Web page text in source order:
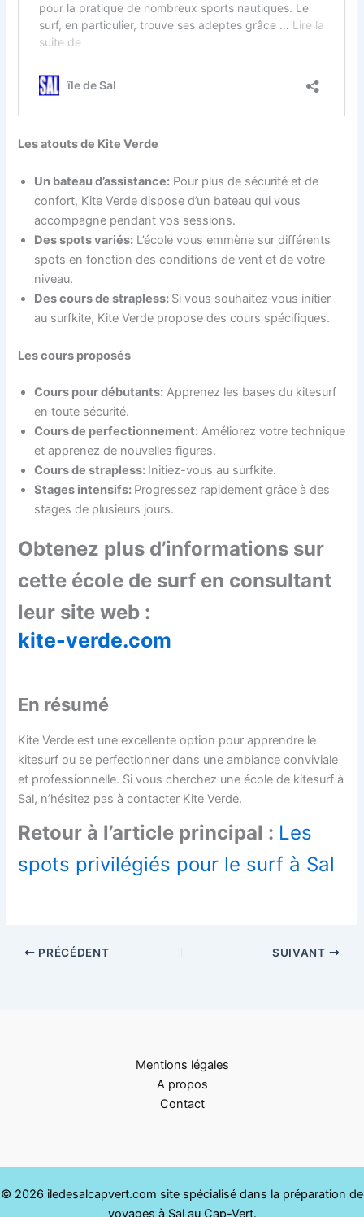
Les atouts de Kite Verde
Un bateau d’assistance: Pour plus de sécurité et de
confort, Kite Verde dispose d’un bateau qui vous
accompagne pendant vos sessions.
Des spots variés: L’école vous emmène sur différents
spots en fonction des conditions de vent et de votre
niveau.
Des cours de strapless: Si vous souhaitez vous initier
au surfkite, Kite Verde propose des cours spécifiques.
Les cours proposés
Cours pour débutants: Apprenez les bases du kitesurf
en toute sécurité.
Cours de perfectionnement: Améliorez votre technique
et apprenez de nouvelles figures.
Cours de strapless: Initiez-vous au surfkite.
Stages intensifs: Progressez rapidement grâce à des
stages de plusieurs jours.
Obtenez plus d’informations sur
cette école de surf en consultant
leur site web :
kite-verde.com
En résumé
Kite Verde est une excellente option pour apprendre le
kitesurf ou se perfectionner dans une ambiance conviviale
et professionnelle. Si vous cherchez une école de kitesurf à
Sal, n’hésitez pas à contacter Kite Verde.
Retour à l’article principal : Les
spots privilégiés pour le surf à Sal
PRÉCÉDENT SUIVANT
Mentions légales
A propos
Contact
© 2026 iledesalcapvert.com site spécialisé dans la préparation de
voyages à Sal au Cap-Vert.